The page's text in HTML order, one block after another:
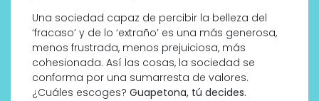
Una sociedad capaz de percibir la belleza del
‘fracaso’ y de lo ‘extraño’ es una más generosa,
menos frustrada, menos prejuiciosa, más
cohesionada. Así las cosas, la sociedad se
conforma por una sumarresta de valores.
¿Cuáles escoges? Guapetona, tú decides.